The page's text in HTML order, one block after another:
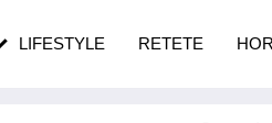
LIFESTYLE RETETE